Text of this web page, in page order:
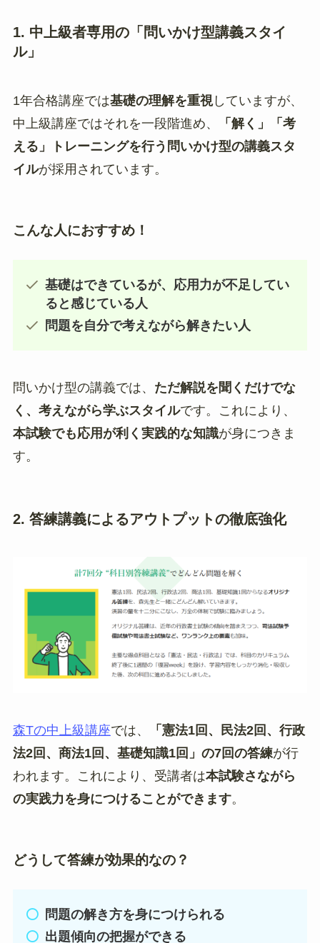
1. 中上級者専用の「問いかけ型講義スタイ
ル」
1年合格講座では基礎の理解を重視していますが、
中上級講座ではそれを一段階進め、
「解く」「考
える」トレーニングを行う問いかけ型の講義スタ
イルが採用されています。
こんな人におすすめ！
基礎はできているが、応用力が不足してい
ると感じている人
問題を自分で考えながら解きたい人
問いかけ型の講義では、 ただ解説を聞くだけでな
く、考えながら学ぶスタイルです。これにより、
本試験でも応用が利く実践的な知識が身につきま
す。
2. 答練講義によるアウトプットの徹底強化
森Tの中上級講座では、
「憲法1回、民法2回、行政
法2回、商法1回、基礎知識1回」の7回の答練が行
われます。これにより、受講者は本試験さながら
の実践力を身につけることができます。
どうして答練が効果的なの？
問題の解き方を身につけられる
出題傾向の把握ができる